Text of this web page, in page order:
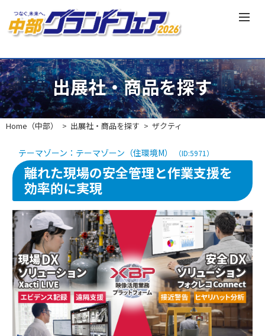
出展社・商品を探す
Home（中部） 出展社・商品を探す ザクティ
テーマゾーン：テーマゾーン（住環境M） （ID:5971）
離れた現場の安全管理と作業支援を
効率的に実現